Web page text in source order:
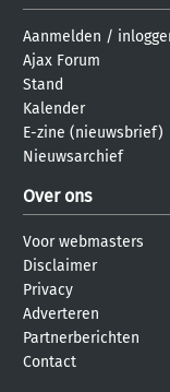
Aanmelden /
Ajax Forum
Stand
Kalender
E-zine (nieuwsbrief)
Nieuwsarchief
Over ons
Voor webmasters
Disclaimer
Privacy
Adverteren
Partnerberichten
Contact